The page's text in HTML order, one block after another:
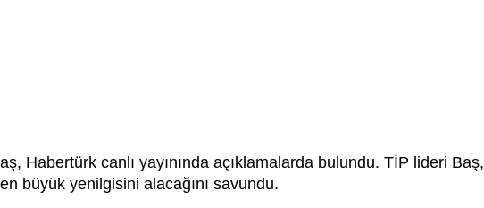
Habertürk canlı yayınında açıklamalarda bulundu. TİP lideri Baş,
büyük yenilgisini alacağını savundu.